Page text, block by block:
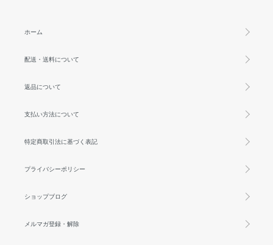
ホーム
配送・送料について
返品について
支払い方法について
特定商取引法に基づく表記
プライバシーポリシー
ショップブログ
メルマガ登録・解除